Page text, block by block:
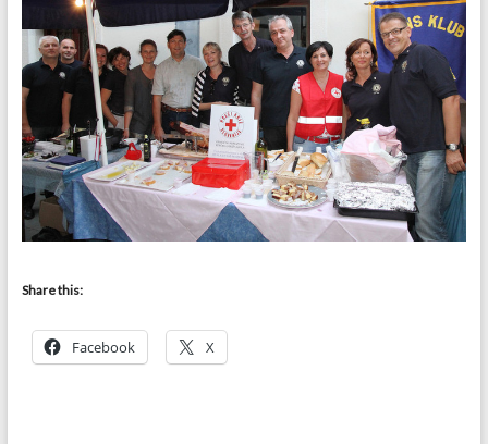
Share this:
Facebook X